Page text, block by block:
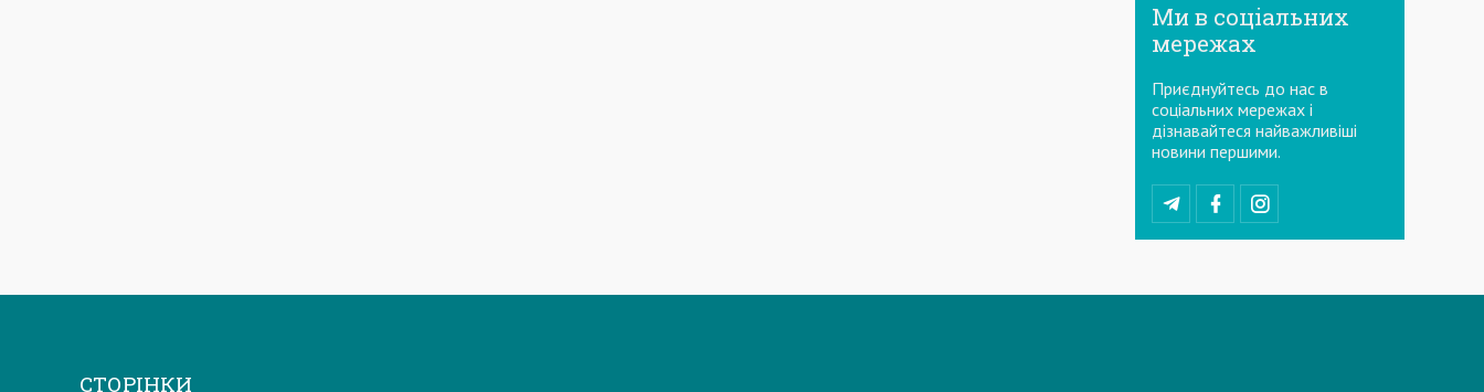
Ми в соціальних
мережах
Приєднуйтесь до нас в
соціальних мережах і
дізнавайтеся найважливіші
новини першими.
СТОРІНКИ